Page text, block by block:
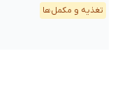
تغذیه و مکمل‌ها